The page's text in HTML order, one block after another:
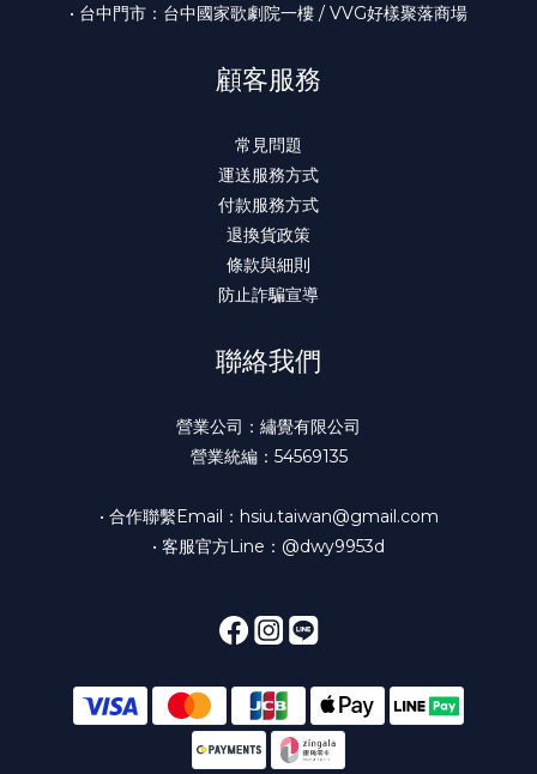
• 台中門市：台中國家歌劇院一樓 / VVG好樣聚落商場
顧客服務
常見問題
運送服務方式
付款服務方式
退換貨政策
條款與細則
防止詐騙宣導
聯絡我們
營業公司：繡覺有限公司
營業統編：54569135
• 合作聯繫Email：hsiu.taiwan@gmail.com
• 客服官方Line：@dwy9953d